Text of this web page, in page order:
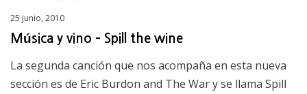
Posted
on
25 junio, 2010
Música y vino – Spill the wine
La segunda canción que nos acompaña en esta nueva
sección es de Eric Burdon and The War y se llama Spill